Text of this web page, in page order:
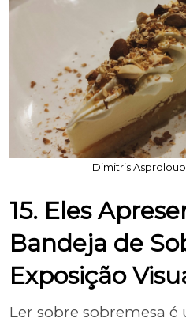
Dimitris
15. Eles
Bandeja de
Exposição
Ler sobre sobremesa é